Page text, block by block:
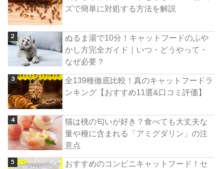
ズで簡単に対処する方法を解説
ぬるま湯で10分！キャットフードのふや
かし方完全ガイド｜いつ・どうやって・
なぜ必要？
全139種徹底比較！真のキャットフードラ
ンキング【おすすめ11選&口コミ評価】
猫は桃の匂いが好き？食べても大丈夫な
量や種に含まれる「アミグダリン」の注
意点
おすすめのコンビニキャットフード！セ